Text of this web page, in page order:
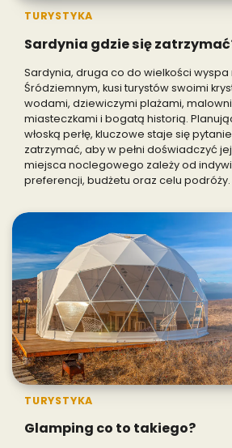
TURYSTYKA
Sardynia gdzie się
Sardynia, druga co do wielkości wyspa
Śródziemnym, kusi turystów swoimi
wodami, dziewiczymi plażami,
miasteczkami i bogatą historią.
włoską perłę, kluczowe staje się
zatrzymać, aby w pełni doświadczyć
miejsca noclegowego zależy od
preferencji, budżetu oraz celu podróży.
TURYSTYKA
Glamping co to takiego?